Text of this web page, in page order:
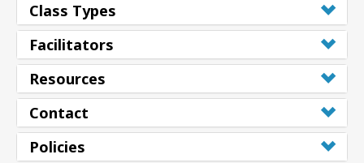
Class Types
Facilitators
Resources
Contact
Policies